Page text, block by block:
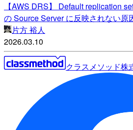
【AWS DRS】 Default replication
の Source Server に反映されない原
片方 裕人
2026.03.10
クラスメソッド株